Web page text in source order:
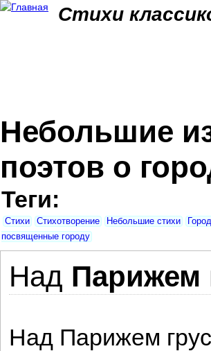
Стихи
Небольшие
поэтов о
Теги:
Стихи Стихотворение Небольшие стихи
посвященные городу
Над Парижем
Над Парижем